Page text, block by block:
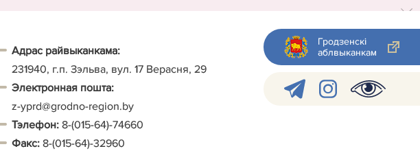
Адрас райвыканкама:
231940, г.п. Зэльва, вул. 17 Верасня, 29
Электронная пошта:
z-yprd@grodno-region.by
Тэлефон: 8-(015-64)-74660
Факс: 8-(015-64)-32960
Гродзенскі
аблвыканкам